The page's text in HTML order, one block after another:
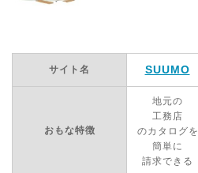
サイト名 SUUMO
おもな特徴
地元の
工務店
のカタログを
簡単に
請求できる